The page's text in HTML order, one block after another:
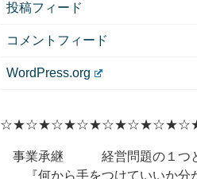
投稿フィード
コメントフィード
WordPress.org
事業承継 経営問題の１つと
『何から手をつけていいか分か